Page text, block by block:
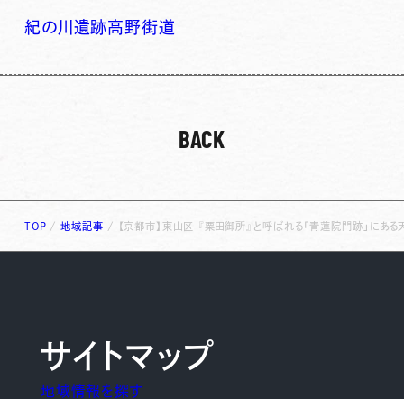
紀の川 遺跡高野街道
BACK
TOP /地域記事 / 【京都市】東山区 『粟田御所』と呼ばれる「青蓮院門跡」にあ
サイトマップ
地域情報を探す